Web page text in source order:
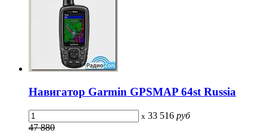
Навигатор Garmin GPSMAP 64st Russia
x 33 516 руб
47 880